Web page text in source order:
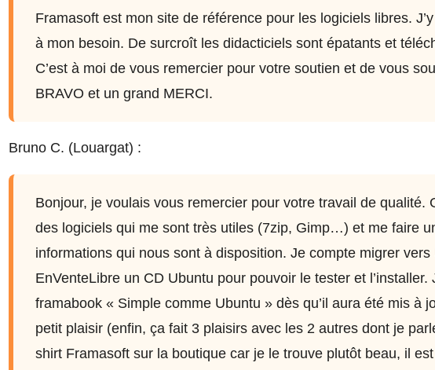
Framasoft est mon site de référence pour les logiciels libres.
à mon besoin. De surcroît les didacticiels sont épatants et
C’est à moi de vous remercier pour votre soutien et de vous
BRAVO et un grand MERCI.
Bruno C. (Louargat) :
Bonjour, je voulais vous remercier pour votre travail de qualité.
des logiciels qui me sont très utiles (7zip, Gimp…) et me faire
informations qui nous sont à disposition. Je compte migrer
EnVenteLibre un CD Ubuntu pour pouvoir le tester et
framabook « Simple comme Ubuntu » dès qu’il aura été mis à
petit plaisir (enfin, ça fait 3 plaisirs avec les 2 autres dont je
shirt Framasoft sur la boutique car je le trouve plutôt beau, il